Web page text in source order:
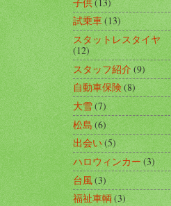
試乗車(13)
スタットレスタイヤ
(12)
スタッフ紹介(9)
自動車保険(8)
大雪(7)
松島 (6)
出会い(5)
ハロウィンカー(3)
台風(3)
福祉車輌 (3)